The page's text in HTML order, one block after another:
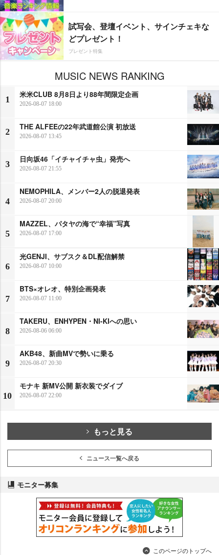
試写会、登壇イベント、サインチェキな
どプレゼント！
プレゼント特集
MUSIC NEWS RANKING
1
米米CLUB 8月8日より88年間限定企画
2026-08-07 18:00
2
THE ALFEEの22年武道館公演 初放送
2026-08-07 13:45
3
日向坂46「イチャイチャ虫」発売へ
2026-08-07 21:55
4
NEMOPHILA、メンバー2人の脱退発表
2026-08-07 20:00
5
MAZZEL、パタヤの海で“幸福”写真
2026-08-07 17:00
6
光GENJI、サブスク＆DL配信解禁
2026-08-07 10:00
7
BTS×オレオ、特別企画発表
2026-08-07 11:00
8
TAKERU、ENHYPEN・NI-KIへの思い
2026-08-06 06:00
9
AKB48、新曲MVで勢いに乗る
2026-08-07 20:30
10
モナキ 新MV公開 新衣装でダイブ
2026-08-07 22:00
もっと見る
ニュース一覧へ戻る
モニター募集
このページのトップへ